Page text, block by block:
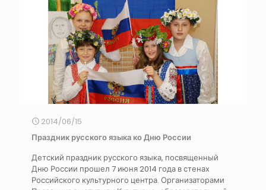
2014/06/15
Праздник русского языка ко Дню России
Детский праздник русского языка, посвященный
Дню России прошел 7 июня 2014 года в стенах
Российского культурного центра. Организаторами